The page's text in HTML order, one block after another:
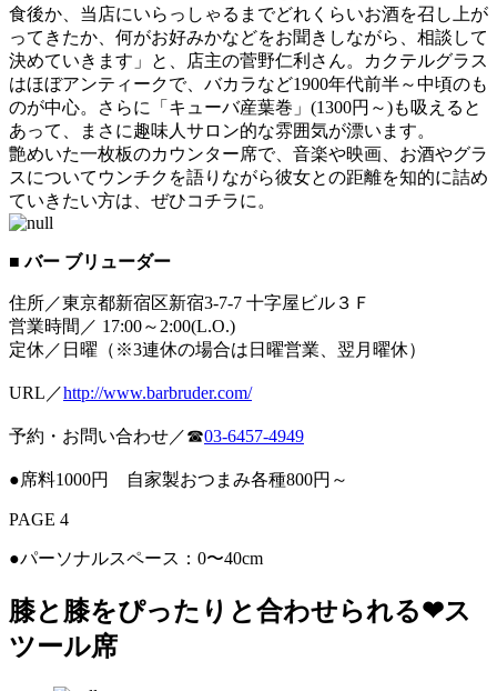
食後か、当店にいらっしゃるまでどれくらいお酒を召し上が
ってきたか、何がお好みかなどをお聞きしながら、相談して
決めていきます」と、店主の菅野仁利さん。カクテルグラス
はほぼアンティークで、バカラなど1900年代前半～中頃のも
のが中心。さらに「キューバ産葉巻」(1300円～)も吸えると
あって、まさに趣味人サロン的な雰囲気が漂います。
艶めいた一枚板のカウンター席で、音楽や映画、お酒やグラ
スについてウンチクを語りながら彼女との距離を知的に詰め
ていきたい方は、ぜひコチラに。
■ バー ブリューダー
住所／東京都新宿区新宿3-7-7 十字屋ビル３Ｆ
営業時間／ 17:00～2:00(L.O.)
定休／日曜（※3連休の場合は日曜営業、翌月曜休）
URL／http://www.barbruder.com/
予約・お問い合わせ／☎03-6457-4949
●席料1000円 自家製おつまみ各種800円～
PAGE 4
●パーソナルスペース：0〜40cm
膝と膝をぴったりと合わせられる❤︎ス
ツール席